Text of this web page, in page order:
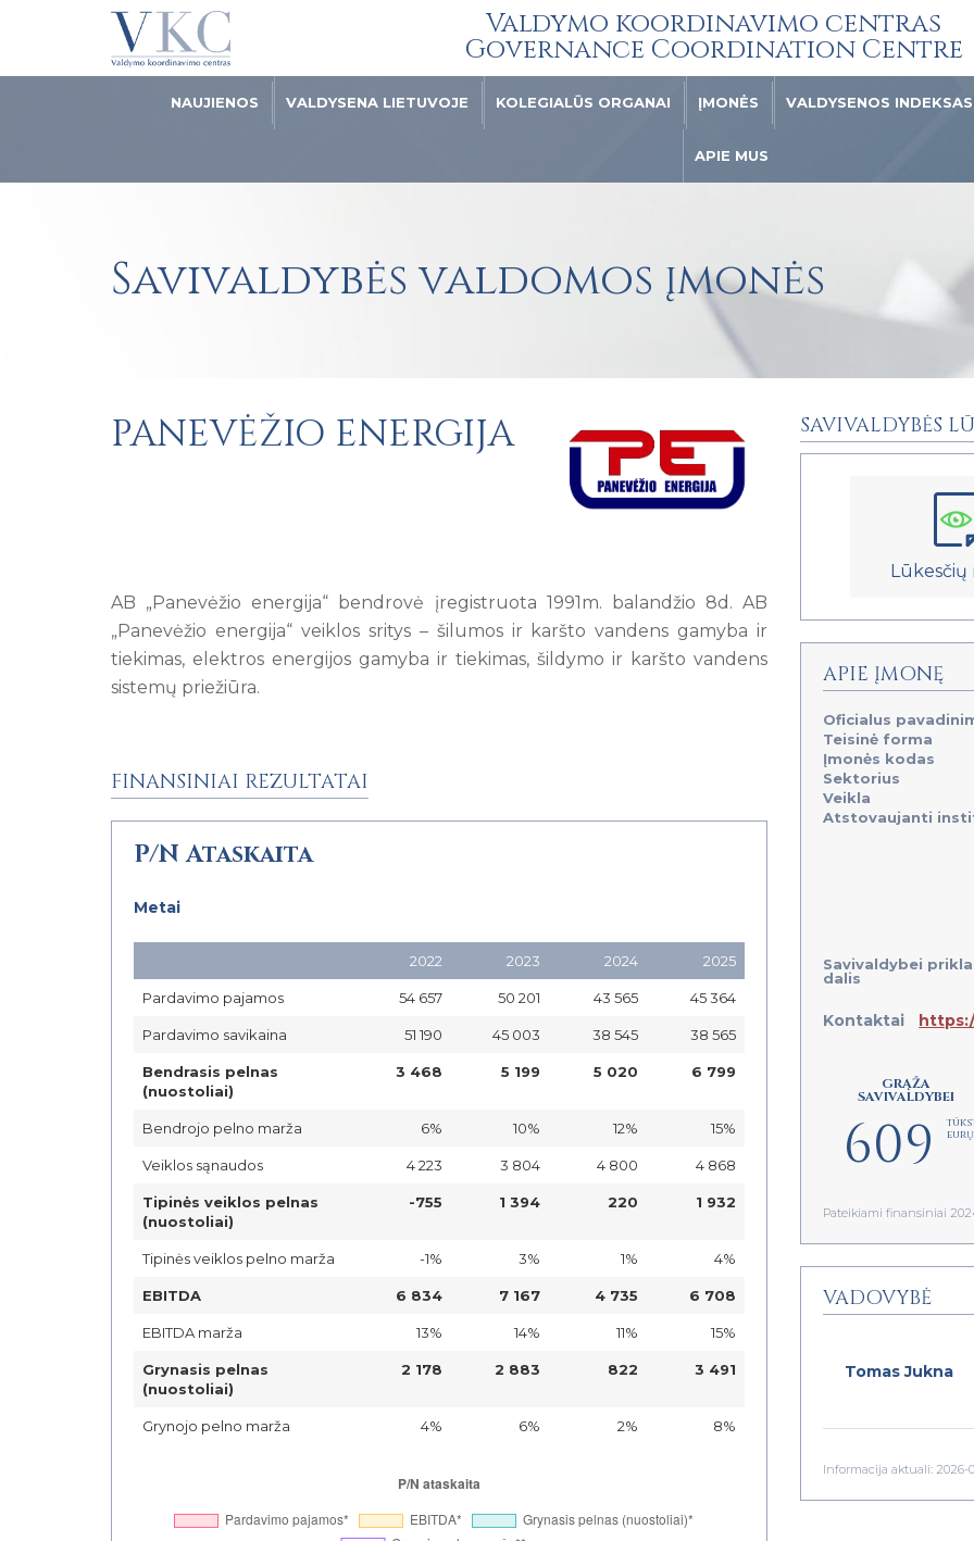
Valdymo koordinavimo centras
Governance Coordination Centre
NAUJIENOS VALDYSENA LIETUVOJE KOLEGIALŪS ORGANAI ĮMONĖS VALDYSENOS INDEKSAS
APIE MUS
Savivaldybės valdomos įmonės
PANEVĖŽIO ENERGIJA
AB „Panevėžio energija“ bendrovė įregistruota 1991m. balandžio 8d. AB
„Panevėžio energija“ veiklos sritys – šilumos ir karšto vandens gamyba ir
tiekimas, elektros energijos gamyba ir tiekimas, šildymo ir karšto vandens
sistemų priežiūra.
FINANSINIAI REZULTATAI
P/N Ataskaita
Metai
2022 2023 2024 2025
Pardavimo pajamos 54 657 50 201 43 565 45 364
Pardavimo savikaina 51 190 45 003 38 545 38 565
Bendrasis pelnas
(nuostoliai)
3 468 5 199 5 020 6 799
Bendrojo pelno marža 6% 10% 12% 15%
Veiklos sąnaudos 4 223 3 804 4 800 4 868
Tipinės veiklos pelnas
(nuostoliai)
-755 1 394 220 1 932
Tipinės veiklos pelno marža -1% 3% 1% 4%
EBITDA 6 834 7 167 4 735 6 708
EBITDA marža 13% 14% 11% 15%
Grynasis pelnas
(nuostoliai)
2 178 2 883 822 3 491
Grynojo pelno marža 4% 6% 2% 8%
SAVIVALDYBĖS
Lūkesčių
APIE ĮMONĘ
Oficialus
Teisinė forma
Įmonės kodas
Sektorius
Veikla
Atstovaujanti
Savivaldybei
dalis
Kontaktai
GRĄŽA
SAVIVALDYBEI
609 eurų
Pateikiami finansiniai
VADOVYBĖ
Tomas Jukna
Informacija aktuali: 2026-